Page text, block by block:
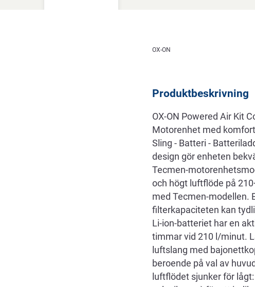
Beskrivning
OX-ON
Produktbeskrivning
OX-ON Powered Air Kit
Motorenhet med
Sling - Batteri -
design gör enheten
Tecmen-
och högt luftflöde på
med Tecmen-modellen.
filterkapaciteten kan
Li-ion-batteriet har en
timmar vid 210 l/minut.
luftslang med
beroende på val av
luftflödet sjunker för